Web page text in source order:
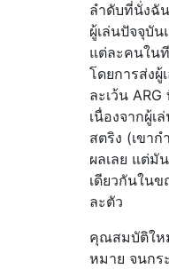
ลำดับที่นั่งฉั
ผู้เล่นปัจจุบั
แต่ละคนใน
โดยการส่งผู้
ละเว้น
เนื่องจากผู้เ
สตริง (เขา
ผลเลย แต่มั
เดียวกันใน
ละตัว
คุณสมบัติให
หมาย จนกร